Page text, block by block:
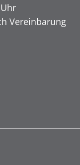
Vereinbarung